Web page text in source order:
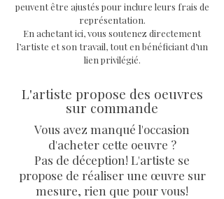
Oeuvre unique signée, avec COA
signé de l'artiste Priscilla
Vettese et facture.
peuvent être ajustés pour inclure leurs frais de
représentation.
En achetant ici, vous soutenez directement
l’artiste et son travail, tout en bénéficiant d’un
lien privilégié.
L'artiste propose des oeuvres
sur commande
Vous avez manqué l'occasion
d'acheter cette oeuvre ?
Pas de déception! L'artiste se
propose de réaliser une œuvre sur
mesure, rien que pour vous!